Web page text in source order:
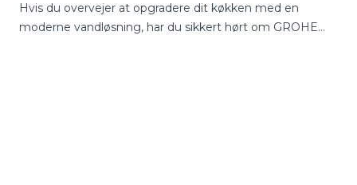
Hvis du overvejer at opgradere dit køkken med en
moderne vandløsning, har du sikkert hørt om GROHE